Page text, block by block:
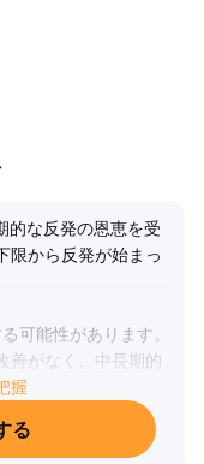
的な反発の恩恵を受
限から反発が始まっ
可能性があります。
善がなく、中長期的
。戦略としては、ト
築し、ポジション
0.
握
る